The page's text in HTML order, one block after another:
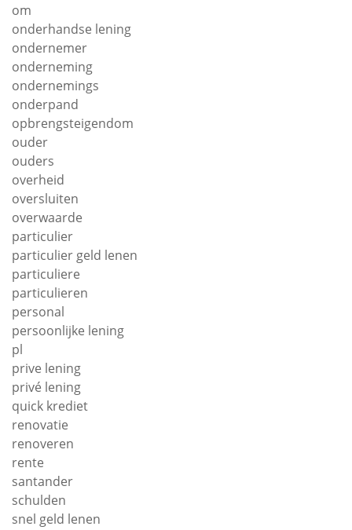
om
onderhandse lening
ondernemer
onderneming
ondernemings
onderpand
opbrengsteigendom
ouder
ouders
overheid
oversluiten
overwaarde
particulier
particulier geld lenen
particuliere
particulieren
personal
persoonlijke lening
pl
prive lening
privé lening
quick krediet
renovatie
renoveren
rente
santander
schulden
snel geld lenen